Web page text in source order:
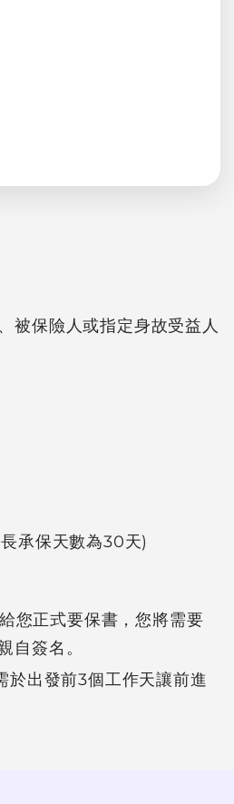
被保險人或指定身故受益人
承保天數為30天)
您正式要保書，您將需要
自簽名。
出發前3個工作天讓前進